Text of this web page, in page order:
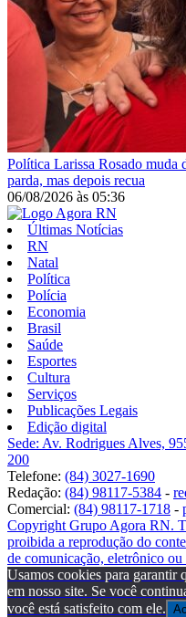
Política Larissa Rosado muda
parda, mas depois recua
06/08/2026 às 05:36
Últimas Notícias
RN
Natal
Política
Polícia
Economia
Brasil
Saúde
Esportes
Cultura
Serviços
Publicações Legais
Edição digital
Sede: Av. Rodrigues Alves,
200
Telefone: (84) 3027-1690
Redação: (84) 98117-5384 -
Comercial: (84) 98117-1718 -
Copyright Grupo Agora RN.
proibida a reprodução do
de comunicação, eletrônico
Usamos cookies para garantir
em nosso site. Se você
você está satisfeito com ele.